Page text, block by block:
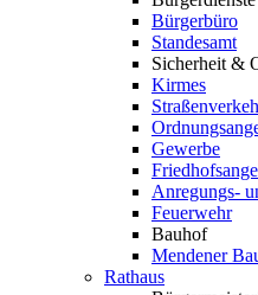
Bürgerbüro
Standesamt
Sicherheit &
Kirmes
Gewerbe
Anregungs-
Feuerwehr
Bauhof
Mendener
Rathaus